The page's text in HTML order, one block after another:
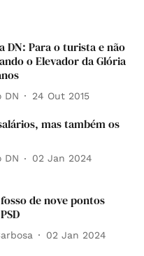
DN: Para o turista e não
o Elevador da Glória
DN 24 Out 2015
mas também os
DN 02 Jan 2024
fosso de nove pontos
02 Jan 2024